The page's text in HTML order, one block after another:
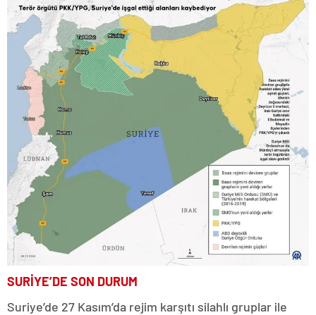
SURİYE’DE SON DURUM
Suriye’de 27 Kasım’da rejim karşıtı silahlı gruplar ile